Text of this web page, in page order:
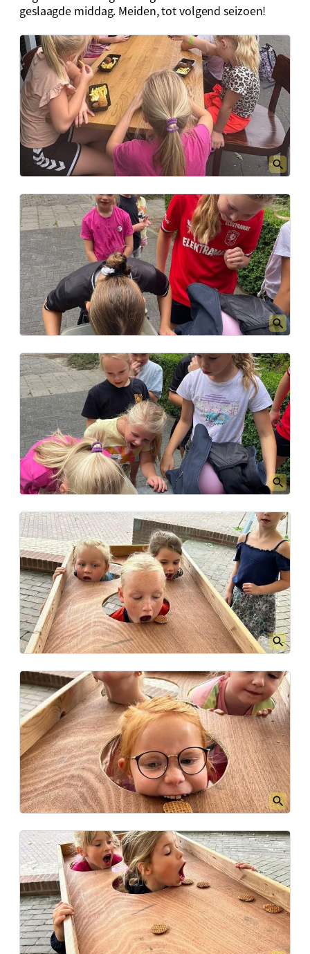
geslaagde middag. Meiden, tot volgend seizoen!